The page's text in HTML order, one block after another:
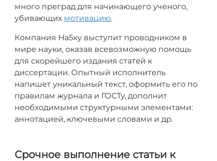
много преград для начинающего ученого,
убивающих мотивацию.
Компания На5ку выступит проводником в
мире науки, оказав всевозможную помощь
для скорейшего издания статей к
диссертации. Опытный исполнитель
напишет уникальный текст, оформить его по
правилам журнала и ГОСТу, дополнит
необходимыми структурными элементами:
аннотацией, ключевыми словами и др.
Срочное выполнение статьи к